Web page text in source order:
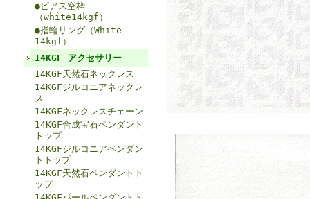
●ピアス空枠
（white14kgf）
●指輪リング（White
14kgf）
14KGF アクセサリー
14KGF天然石ネックレス
14KGFジルコニアネックレ
ス
14KGFネックレスチェーン
14KGF合成宝石ペンダント
トップ
14KGFジルコニアペンダン
トトップ
14KGF天然石ペンダントト
ップ